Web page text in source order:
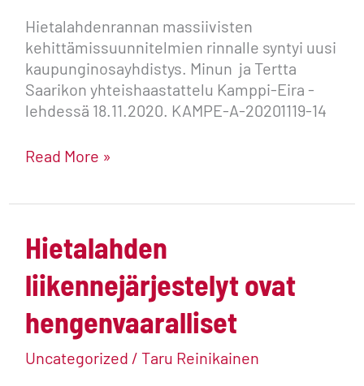
Hietalahdenrannan massiivisten
kehittämissuunnitelmien rinnalle syntyi uusi
kaupunginosayhdistys. Minun ja Tertta
Saarikon yhteishaastattelu Kamppi-Eira -
lehdessä 18.11.2020. KAMPE-A-20201119-14
Read More »
Hietalahden
liikennejärjestelyt ovat
hengenvaaralliset
Uncategorized / Taru Reinikainen
Hietalahden
liikennejärjestelyt
ovat
hengenvaaralliset